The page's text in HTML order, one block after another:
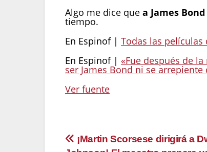
Algo me dice que a James
tiempo.
En Espinof | Todas las películas
En Espinof | «Fue después de
ser James Bond ni se
Ver fuente
Navegación
¡Martin Scorsese dirigirá a